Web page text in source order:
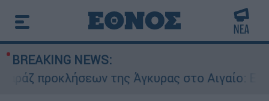
BREAKING NEWS:
της Άγκυρας στο Αιγαίο: Εικονική